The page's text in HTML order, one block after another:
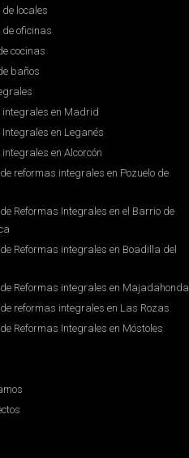
locales
de oficinas
cocinas
baños
integrales en Madrid
Integrales en Leganés
en Alcorcón
reformas integrales en Pozuelo de
Reformas Integrales en el Barrio de
Reformas integrales en Boadilla del
Reformas integrales en Majadahonda
reformas integrales en Las Rozas
Reformas Integrales en Móstoles